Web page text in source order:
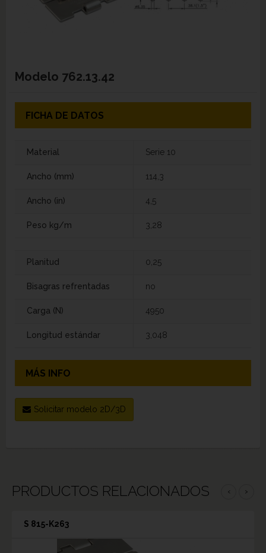
Modelo 762.13.42
FICHA DE DATOS
Material Serie 10
Ancho (mm) 114,3
Ancho (in) 4,5
Peso kg/m 3,28
Planitud 0,25
Bisagras refrentadas no
Carga (N) 4950
Longitud estándar 3,048
MÁS INFO
Solicitar modelo 2D/3D
PRODUCTOS RELACIONADOS ‹ ›
S 815-K263